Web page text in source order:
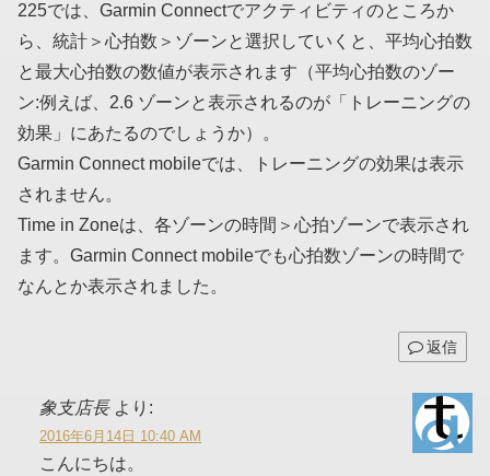
225では、Garmin Connectでアクティビティのところか
ら、統計＞心拍数＞ゾーンと選択していくと、平均心拍数
と最大心拍数の数値が表示されます（平均心拍数のゾー
ン:例えば、2.6 ゾーンと表示されるのが「トレーニングの
効果」にあたるのでしょうか）。
Garmin Connect mobileでは、トレーニングの効果は表示
されません。
Time in Zoneは、各ゾーンの時間＞心拍ゾーンで表示され
ます。Garmin Connect mobileでも心拍数ゾーンの時間で
なんとか表示されました。
返信
象支店長 より:
2016年6月14日 10:40 AM
こんにちは。